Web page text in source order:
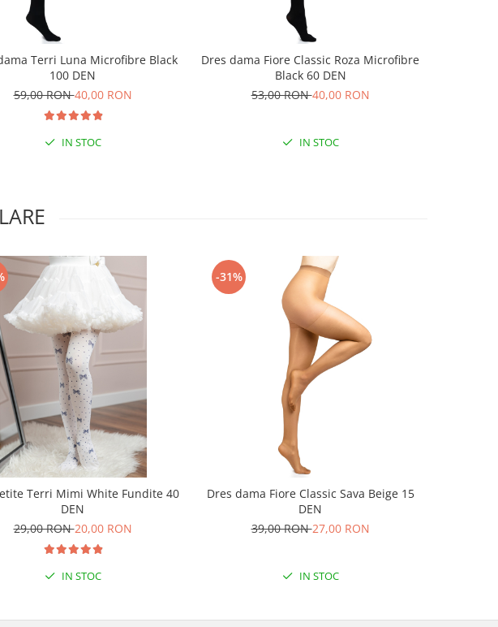
Terri Luna Microfibre Black
100 DEN
59,00 RON40,00 RON
IN STOC
Dres dama Fiore Classic Roza Microfibre
Black 60 DEN
53,00 RON40,00 RON
IN STOC
Terri Mimi White Fundite 40
DEN
29,00 RON20,00 RON
IN STOC
-31%
Dres dama Fiore Classic Sava Beige 15
DEN
39,00 RON27,00 RON
IN STOC